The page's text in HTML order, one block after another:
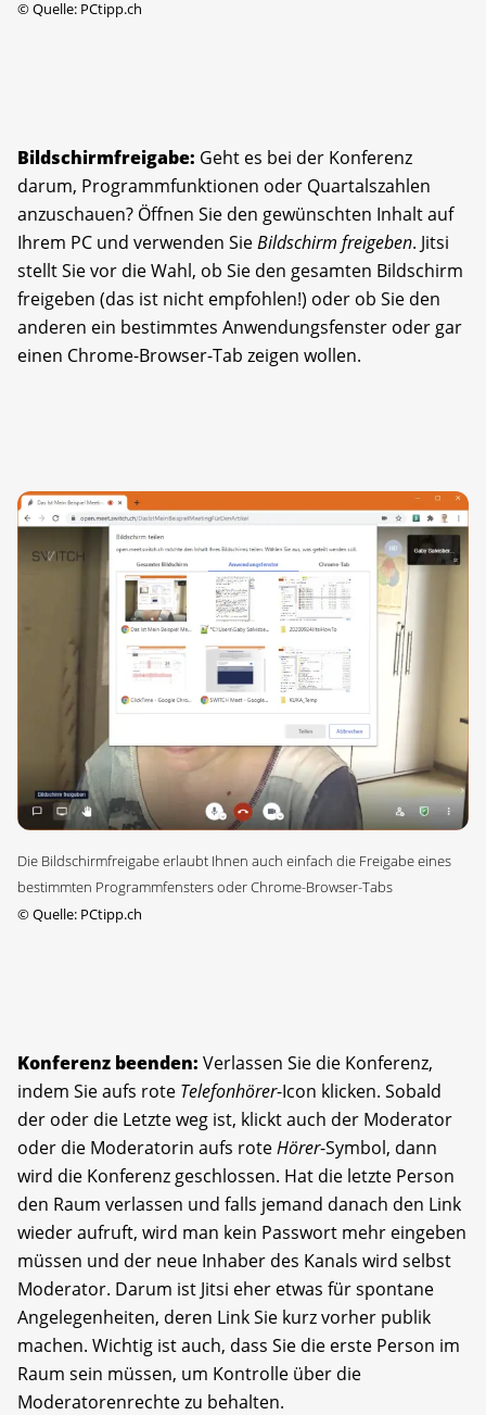
©Quelle: PCtipp.ch
Bildschirmfreigabe: Geht es bei der Konferenz
darum, Programmfunktionen oder Quartalszahlen
anzuschauen? Öffnen Sie den gewünschten Inhalt auf
Ihrem PC und verwenden SieBildschirm freigeben. Jitsi
stellt Sie vor die Wahl, ob Sie den gesamten Bildschirm
freigeben (das ist nicht empfohlen!) oder ob Sie den
anderen ein bestimmtes Anwendungsfenster oder gar
einen Chrome-Browser-Tab zeigen wollen.
Die Bildschirmfreigabe erlaubt Ihnen auch einfach die Freigabe eines
bestimmten Programmfensters oder Chrome-Browser-Tabs
©Quelle: PCtipp.ch
Konferenz beenden: Verlassen Sie die Konferenz,
indem Sie aufs rote Telefonhörer-Icon klicken. Sobald
der oder die Letzte weg ist, klickt auch der Moderator
oder die Moderatorin aufs roteHörer-Symbol, dann
wird die Konferenz geschlossen. Hat die letzte Person
den Raum verlassen und falls jemand danach den Link
wieder aufruft, wird man kein Passwort mehr eingeben
müssen und der neue Inhaber des Kanals wird selbst
Moderator. Darum ist Jitsi eher etwas für spontane
Angelegenheiten, deren Link Sie kurz vorher publik
machen. Wichtig ist auch, dass Sie die erste Person im
Raum sein müssen, um Kontrolle über die
Moderatorenrechte zu behalten.